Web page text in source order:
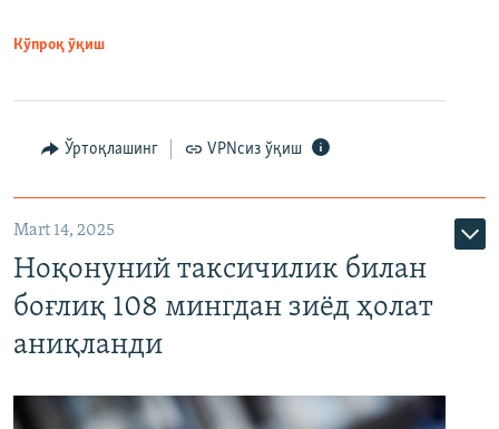
Кўпроқ ўқиш
Ўртоқлашинг VPNсиз ўқиш
Mart 14, 2025
Ноқонуний таксичилик билан
боғлиқ 108 мингдан зиёд ҳолат
аниқланди